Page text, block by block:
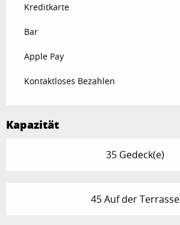
Kreditkarte
Bar
Apple Pay
Kontaktloses Bezahlen
Kapazität
35 Gedeck(e)
45 Auf der Terrasse